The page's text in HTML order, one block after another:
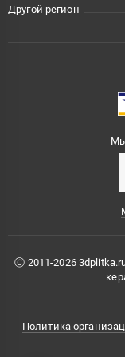
Другой регион
Ⓒ 2011-2026
Политика